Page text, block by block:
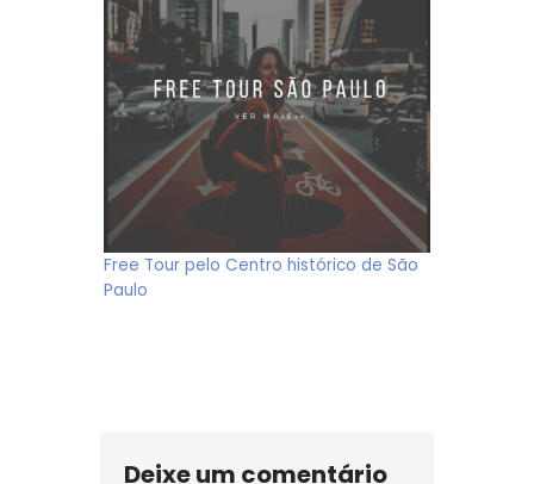
Free Tour pelo Centro histórico de São
Paulo
Deixe um comentário